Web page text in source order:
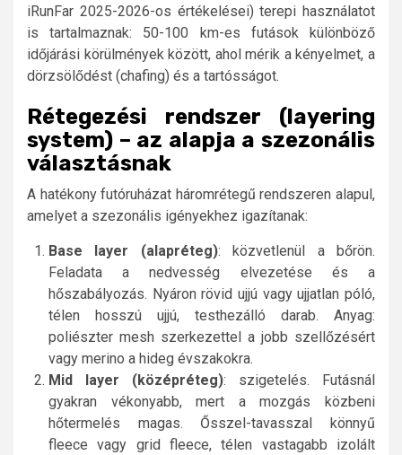
iRunFar 2025-2026-os értékelései) terepi használatot
is tartalmaznak: 50-100 km-es futások különböző
időjárási körülmények között, ahol mérik a kényelmet, a
dörzsölődést (chafing) és a tartósságot.
Rétegezési rendszer (layering
system) – az alapja a szezonális
választásnak
A hatékony futóruházat háromrétegű rendszeren alapul,
amelyet a szezonális igényekhez igazítanak:
Base layer (alapréteg): közvetlenül a bőrön.
Feladata a nedvesség elvezetése és a
hőszabályozás. Nyáron rövid ujjú vagy ujjatlan póló,
télen hosszú ujjú, testhezálló darab. Anyag:
poliészter mesh szerkezettel a jobb szellőzésért
vagy merino a hideg évszakokra.
Mid layer (középréteg): szigetelés. Futásnál
gyakran vékonyabb, mert a mozgás közbeni
hőtermelés magas. Ősszel-tavasszal könnyű
fleece vagy grid fleece, télen vastagabb izolált